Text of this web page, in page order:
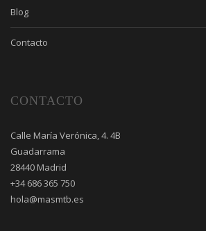
Blog
Contacto
CONTACTO
Calle María Verónica, 4. 4B
Guadarrama
28440 Madrid
+34 686 365 750
hola@masmtb.es